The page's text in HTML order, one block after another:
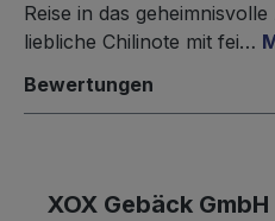
Reise in das
liebliche Chilinote mit fei…
Bewertungen
XOX Gebäck GmbH